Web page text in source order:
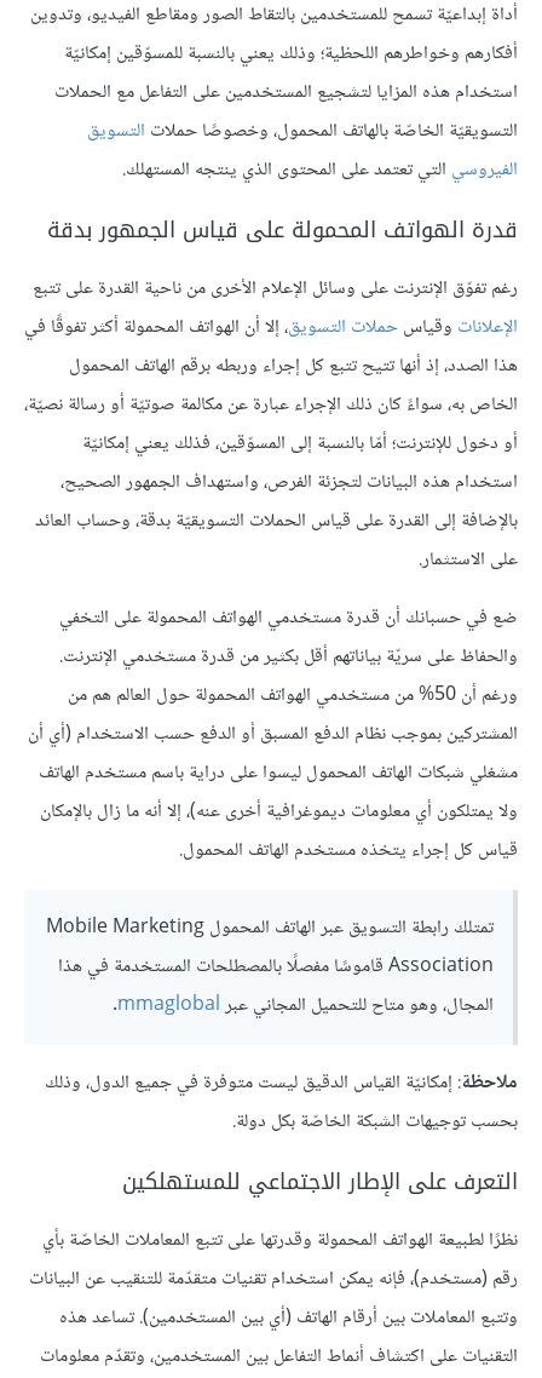
أداة إبداعيّة تسمح للمستخدمين بالتقاط الصور ومقاطع الفيديو، وتدوين
أفكارهم وخواطرهم اللحظية؛ وذلك يعني بالنسبة للمسوّقين إمكانيّة
استخدام هذه المزايا لتشجيع المستخدمين على التفاعل مع الحملات
التسويقيّة الخاصّة بالهاتف المحمول، وخصوصًا حملات التسويق
الفيروسي التي تعتمد على المحتوى الذي ينتجه المستهلك.
قدرة الهواتف المحمولة على قياس الجمهور بدقة
رغم تفوّق الإنترنت على وسائل الإعلام الأخرى من ناحية القدرة على تتبع
الإعلانات وقياسحملات التسويق، إلا أن الهواتف المحمولة أكثر تفوقًا في
هذا الصدد، إذ أنها تتيح تتبع كل إجراء وربطه برقم الهاتف المحمول
الخاص به، سواءً كان ذلك الإجراء عبارة عن مكالمة صوتيّة أو رسالة نصيّة،
أو دخول للإنترنت؛ أمّا بالنسبة إلى المسوّقين، فذلك يعني إمكانيّة
استخدام هذه البيانات لتجزئة الفرص، واستهداف الجمهور الصحيح،
بالإضافة إلى القدرة على قياس الحملات التسويقيّة بدقة، وحساب العائد
على الاستثمار.
ضع في حسبانك أن قدرة مستخدمي الهواتف المحمولة على التخفي
والحفاظ على سريّة بياناتهم أقل بكثير من قدرة مستخدمي الإنترنت.
ورغم أن 50% من مستخدمي الهواتف المحمولة حول العالم هم من
المشتركين بموجب نظام الدفع المسبق أو الدفع حسب الاستخدام (أي أن
مشغلي شبكات الهاتف المحمول ليسوا على دراية باسم مستخدم الهاتف
ولا يمتلكون أي معلومات ديموغرافية أخرى عنه)، إلا أنه ما زال بالإمكان
قياس كل إجراء يتخذه مستخدم الهاتف المحمول.
تمتلك رابطة التسويق عبر الهاتف المحمول Mobile Marketing
Association قاموسًا مفصلًا بالمصطلحات المستخدمة في هذا
المجال، وهو متاح للتحميل المجاني عبرmmaglobal
.
ملاحظة: إمكانيّة القياس الدقيق ليست متوفرة في جميع الدول، وذلك
بحسب توجيهات الشبكة الخاصّة بكل دولة.
التعرف على الإطار الاجتماعي للمستهلكين
نظرًا لطبيعة الهواتف المحمولة وقدرتها على تتبع المعاملات الخاصّة بأي
رقم (مستخدم)، فإنه يمكن استخدام تقنيات متقدّمة للتنقيب عن البيانات
وتتبع المعاملات بين أرقام الهاتف (أي بين المستخدمين). تساعد هذه
التقنيات على اكتشاف أنماط التفاعل بين المستخدمين، وتقدّم معلومات